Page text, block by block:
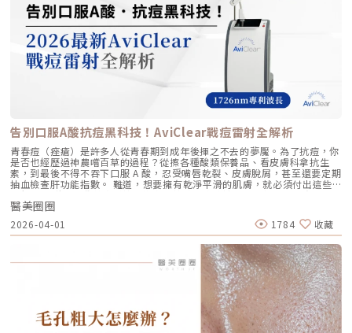
個人體質而異） 值得一提的是，它不像音波拉提需要靠機器操作、產生熱
能導致術後紅腫，也不會像玻尿酸填充容易造成過度膨脹的人工感，而是像
「智慧型保養」，漸進式修復你的肌膚底層架構。哪些人適合做璞菲洛？
Profhilo不僅適合輕熟女族群，也非常適合希望改善整體膚況、延緩老化的
人。尤其推薦給以下族群： 面臨初老症狀者： 臉部、頸部或手部出現細
紋、輕微鬆弛，以及肌膚彈性下降、缺乏緊實感的人。 膚質困擾者： 肌膚
乾燥、毛孔粗大、膚色不均或膚質粗糙，希望透過深層保濕來全面提升膚況
的人。 追求自然效果者： 不希望外觀有大幅度改變，只想透過自然、漸進
的方式讓自己看起來更年輕、更有氣色。 對其他療程敏感者： 曾對雷射、
能量儀器等療程反應較大，或希望尋找一種低風險、低修復期的保養方式。
忙碌但仍想維持好氣色的族群非常友善。璞菲洛療程建議與效果說明璞菲洛
建議以三次療程為一完整週期，前兩次治療間隔約30天，第三次則可延長至
4至6個月後進行。必要時，醫師會根據患者肌膚老化程度，評估是否安排加
強治療，以達到最佳效果。大部分患者在首次治療後約2至4週，能感受到肌
膚保濕度提升與質感柔嫩。完整療程結束後，肌膚彈性、細緻度與毛孔緊實
度明顯改善，效果可維持數月，期間因人而異，與個人膚質及保養習慣相
關。針對肌膚老化較嚴重的患者，醫師會提供客製化療程方案，確保治療成
效符合期待。為何完成完整療程後仍需定期補打？雖然Profhilo在第一年完
成三次療程後，可促進皮膚彈力蛋白的新生，但其成分會在體內逐漸代謝，
約在施打後28天開始減少。儘管如此，Profhilo所啟動的生物刺激作用能持
續約3個月左右。隨著時間流逝，皮膚的保濕度與細胞活化功能會逐漸降
低，肌膚質感可能回復至治療前的狀態。加上年齡增長與環境壓力，皮膚細
胞活力下降，因此建議每3至4個月進行一次補打，持續激活肌膚，維持年輕
健康。一項針對40至65歲受試者的研究顯示，接受兩次Profhilo注射（間
隔30天）後，在1個月與4個月的評估中，皮膚彈性與保濕度均有顯著提
升，且效果可維持至少4個月。受試者自我評估亦反映皺紋減少、肌膚更緊
緻，印證持續治療的重要性。（參考來源：Sparavigna et al., 2022）璞
菲洛療程前後注意事項術前： 停止服用抗凝血藥物（如阿斯匹靈、維他命
1.1 精準醫療的「透視眼」最新的Ultherapy Prime 美國音波二代搭載了升
級版 DeepSEE® 即時影像技術。在施打的每一條能量時，我都能透過 2X 高
清螢幕清晰地看見病患當下的組織層級。這意味著： 避開神經與骨頭：大
幅降低因能量落點錯誤導致的劇痛或副作用。 精準鎖定 SMAS 筋膜層：確
保每一發熱凝結點都精確落在支撐輪廓的關鍵地基上。 即時監控探頭貼合
度：防止因貼合不全導致的表皮燙傷。二、 三種鬆弛型態：妳需要的是
「拉提」還是「緊緻」？很多客人到診間會直接說：「我要打音波。」但我
通常會先進行細緻的觸診與影像觀察，因為「鬆弛」其實分為不同層次。如
果診斷錯誤，治療效果就會大打折扣。我將臉部老化歸納為三種主要型態，
並給予不同的客製化建議：2.1 筋膜鬆弛型（結構下垂）這是最適合美國音
墜。這類問題的根源在於 SMAS 筋膜層失去張力，需要透過美音二代深達
4.5mm 的聚焦能量，從地基進行「拉提」。2.2 表皮鬆弛型（膚質鬆軟）
如果妳覺得臉部皮膚軟爛、毛孔粗大、布滿細紋，這通常是真皮層膠原蛋白
流失。此時我會建議以「無雙電波」或「鳳凰電波」為主，強化表層的「緊
緻」，若能搭配美音二代 1.5mm 或 3.0mm 的探頭進行分層治療，效果會
更全面。2.3 脂肪下移型（贅肉堆積）有些人老化表現是法令紋上方擠出一
塊肉，或是出現明顯的雙下巴。這類族群除了筋膜拉提，還需要美音二代對
脂肪組織產生的微熱效應來進行收斂，收緊鬆贅組織，恢復線條的俐落感。
三、 關於痛感與效果：二代真的不一樣嗎？「醫師，聽說美國音波非常
痛，是真的嗎？」這是許多客人心中的陰影。的確，第一代美國音波因其能
量輸出極為強悍扎實，對某些痛感較敏感的客人來說確實是一大挑戰。但
Ultherapy Prime（美音二代）在 2026 年能被醫美圈推崇，關鍵就在於它
大幅優化了「舒適度」。3.1 減痛技術的優化美音二代優化了能量輸出的波
型與頻率，使熱能釋放更加穩定均勻。在臨床操作中，我發現客人的耐受度
顯著提升，不再需要像早期那樣「痛到想哭」。 見效時間：治療當下因組
織受熱收縮，會有 10-20% 的即時拉提感。真正的巔峰效果會在術後 2–3
個月，隨著膠原蛋白的大量新生，輪廓會日益清晰。 維持時間：在規律的
生活作息下，一次優良的治療效果可維持 12–18 個月。四、 蔡醫師的減齡
處方箋：美音二代的精準佈點很多診所標榜「破千條」的音波，但我始終堅
告別口服A酸抗痘黑科技！AviClear戰痘雷射全解析
青春痘（痤瘡）是許多人從青春期到成年後揮之不去的夢魘。為了抗痘，你
是否也經歷過神農嚐百草的過程？從擦各種酸類保養品、看皮膚科拿抗生
素，到最後不得不吞下口服 A 酸，忍受嘴唇乾裂、皮膚脫屑，甚至還要定期
抽血檢查肝功能指數。 難道，想要擁有乾淨平滑的肌膚，就必須付出這些
代價嗎？ 隨著醫學美容科技的進步，抗痘治療終於迎來了劃時代的突破。
全球首款獲得美國 FDA 認證，專門針對「皮脂腺」進行治療的 AviClear 戰
痘雷射 正式問世。它主打不需依賴藥物、無嚴重副作用，透過專利
1726nm 波長雷射，從根源「關閉」過度活躍的皮脂腺。 這篇文章將帶你
全面深入了解 AviClear 戰痘雷射的作用原理、與傳統治療的差異、療程細
節以及真實的術後效果，幫助你評估這項抗痘黑科技是否適合自己。為什麼
痘痘總是反覆發作？看懂萬惡之源「皮脂腺」在認識 AviClear 戰痘雷射之
前，我們必須先了解痘痘（痤瘡）究竟是怎麼形成。青春痘的生成機制主要
包含四大關鍵： 皮脂分泌過盛：受到賀爾蒙、壓力、飲食或基因影響，皮
脂腺製造出過多的油脂。 毛囊角化異常：老廢角質無法正常代謝，與油脂
混合後堵塞毛孔，形成粉刺。 痤瘡桿菌增生：堵塞的無氧毛孔成為痤瘡桿
菌（C. acnes）的溫床，細菌大量繁殖。 發炎反應：細菌代謝物引發免疫
反應，導致紅腫、化膿，形成嚴重的囊腫型或膿皰型痘痘。在這四個環節
醫美圈圈
2026-04-01 1784 收藏